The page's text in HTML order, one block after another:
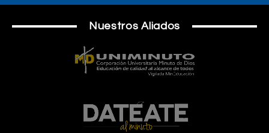
Nuestros Aliados